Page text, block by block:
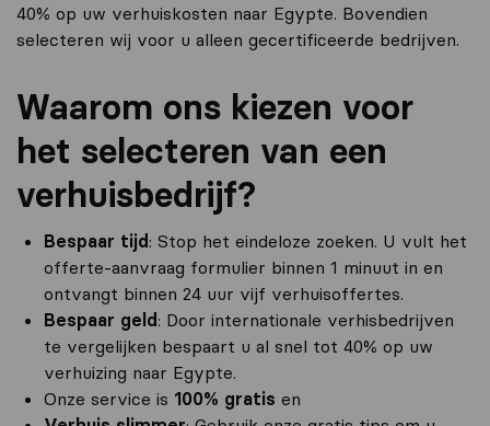
40% op uw verhuiskosten naar Egypte. Bovendien
selecteren wij voor u alleen gecertificeerde bedrijven.
Waarom ons kiezen voor
het selecteren van een
verhuisbedrijf?
Bespaar tijd : Stop het eindeloze zoeken. U vult het
offerte-aanvraag formulier binnen 1 minuut in en
ontvangt binnen 24 uur vijf verhuisoffertes.
Bespaar geld : Door internationale verhisbedrijven
te vergelijken bespaart u al snel tot 40% op uw
verhuizing naar Egypte.
Onze service is 100% gratis en